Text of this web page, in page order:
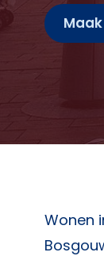
Wonen